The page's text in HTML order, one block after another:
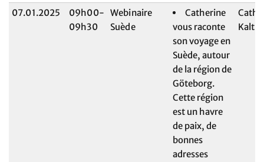
07.01.2025
09h00-
09h30
Webinaire
Suède
Catherine
vous raconte
son voyage en
Suède, autour
de la région de
Göteborg.
Cette région
est un havre
de paix, de
bonnes
adresses